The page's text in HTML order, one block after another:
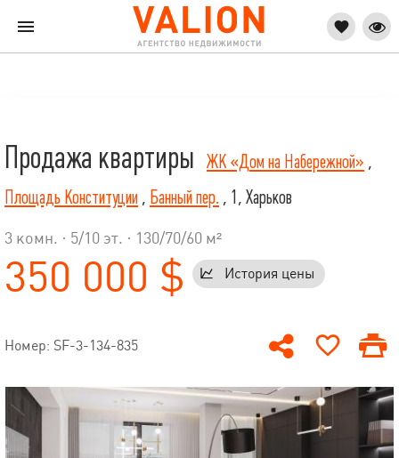
Продажа квартиры ЖК «Дом на Набережной» ,
Площадь Конституции , Банный пер. , 1, Харьков
3 комн. · 5/10 эт. · 130/70/60 м²
350 000 $ История цены
Номер: SF-3-134-835